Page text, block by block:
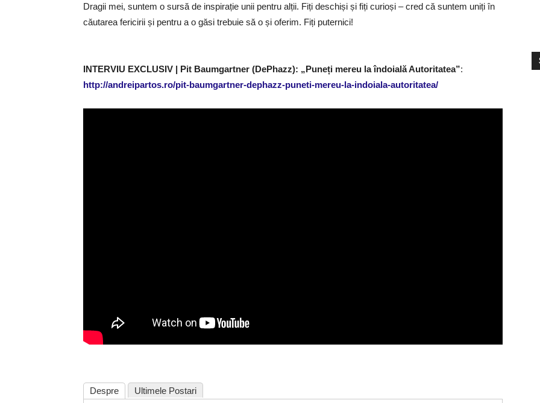
Dragii mei, suntem o sursă de inspirație unii pentru alții. Fiți deschiși și fiți curioși – cred că suntem uniți în
căutarea fericirii și pentru a o găsi trebuie să o și oferim. Fiți puternici!
INTERVIU EXCLUSIV | Pit Baumgartner (DePhazz): „Puneți mereu la îndoială Autoritatea”:
http://andreipartos.ro/pit-baumgartner-dephazz-puneti-mereu-la-indoiala-autoritatea/
Despre Ultimele Postari